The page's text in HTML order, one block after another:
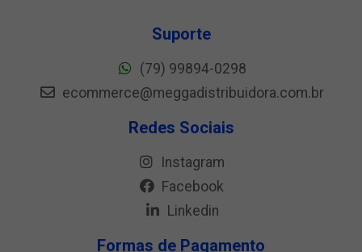
Suporte
(79) 99894-0298
ecommerce@meggadistribuidora.com.br
Redes Sociais
Instagram
Facebook
Linkedin
Formas de Pagamento